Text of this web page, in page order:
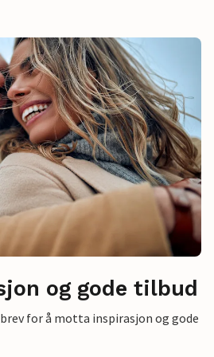
og gode tilbud
for å motta inspirasjon og gode